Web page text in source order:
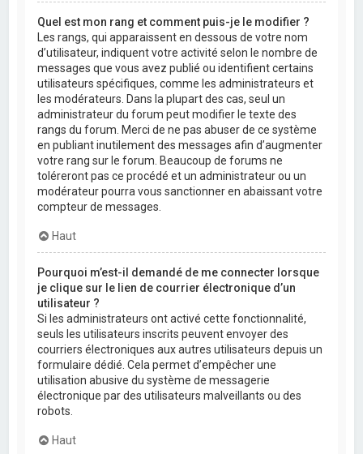
Quel est mon rang et comment puis-je le modifier ?
Les rangs, qui apparaissent en dessous de votre nom
d’utilisateur, indiquent votre activité selon le nombre de
messages que vous avez publié ou identifient certains
utilisateurs spécifiques, comme les administrateurs et
les modérateurs. Dans la plupart des cas, seul un
administrateur du forum peut modifier le texte des
rangs du forum. Merci de ne pas abuser de ce système
en publiant inutilement des messages afin d’augmenter
votre rang sur le forum. Beaucoup de forums ne
toléreront pas ce procédé et un administrateur ou un
modérateur pourra vous sanctionner en abaissant votre
compteur de messages.
Haut
Pourquoi m’est-il demandé de me connecter lorsque
je clique sur le lien de courrier électronique d’un
utilisateur ?
Si les administrateurs ont activé cette fonctionnalité,
seuls les utilisateurs inscrits peuvent envoyer des
courriers électroniques aux autres utilisateurs depuis un
formulaire dédié. Cela permet d’empêcher une
utilisation abusive du système de messagerie
électronique par des utilisateurs malveillants ou des
robots.
Haut